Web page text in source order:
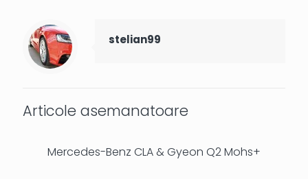
stelian99
Articole asemanatoare
Mercedes-Benz CLA & Gyeon Q2 Mohs+